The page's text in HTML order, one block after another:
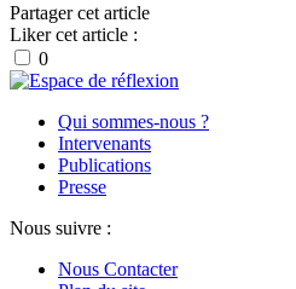
Partager cet article
Liker cet article :
0
Qui sommes-nous ?
Intervenants
Publications
Presse
Nous suivre :
Nous Contacter